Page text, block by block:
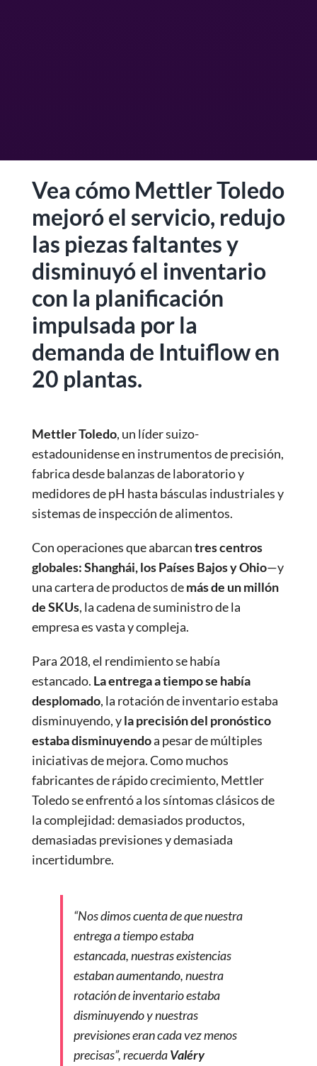
Vea cómo Mettler Toledo
mejoró el servicio, redujo
las piezas faltantes y
disminuyó el inventario
con la planificación
impulsada por la
demanda de Intuiflow en
20 plantas.
Mettler Toledo, un líder suizo-
estadounidense en instrumentos de precisión,
fabrica desde balanzas de laboratorio y
medidores de pH hasta básculas industriales y
sistemas de inspección de alimentos.
Con operaciones que abarcantres centros
globales: Shanghái, los Países Bajos y Ohio—y
una cartera de productos demás de un millón
de SKUs, la cadena de suministro de la
empresa es vasta y compleja.
Para 2018, el rendimiento se había
estancado. La entrega a tiempo se había
desplomado, la rotación de inventario estaba
disminuyendo, yla precisión del pronóstico
estaba disminuyendoa pesar de múltiples
iniciativas de mejora. Como muchos
fabricantes de rápido crecimiento, Mettler
Toledo se enfrentó a los síntomas clásicos de
la complejidad: demasiados productos,
demasiadas previsiones y demasiada
incertidumbre.
“Nos dimos cuenta de que nuestra
entrega a tiempo estaba
estancada, nuestras existencias
estaban aumentando, nuestra
rotación de inventario estaba
disminuyendo y nuestras
previsiones eran cada vez menos
precisas”, recuerdaValéry